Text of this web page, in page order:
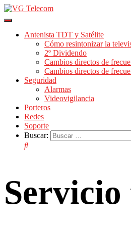
Cambiar
navegación
Antenista TDT y Satélite
Cómo resintonizar la
2º Dividendo
Cambios directos de
Cambios directos de
Seguridad
Alarmas
Videovigilancia
Porteros
Redes
Soporte
Buscar:
Servicio